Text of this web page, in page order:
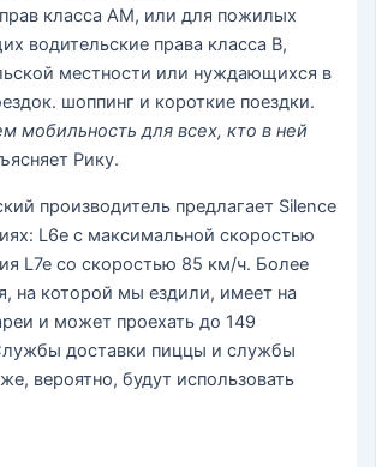
класса AM, или для пожилых
водительские права класса B,
местности или нуждающихся в
шоппинг и короткие поездки.
мобильность для всех, кто в ней
Рику.
производитель предлагает Silence
L6e с максимальной скоростью
L7e со скоростью 85 км/ч. Более
на которой мы ездили, имеет на
и может проехать до 149
доставки пиццы и службы
вероятно, будут использовать